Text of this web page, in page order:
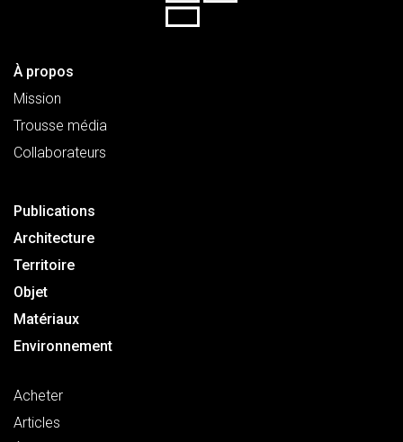
À propos
Mission
Trousse média
Collaborateurs
Publications
Architecture
Territoire
Objet
Matériaux
Environnement
Acheter
Articles